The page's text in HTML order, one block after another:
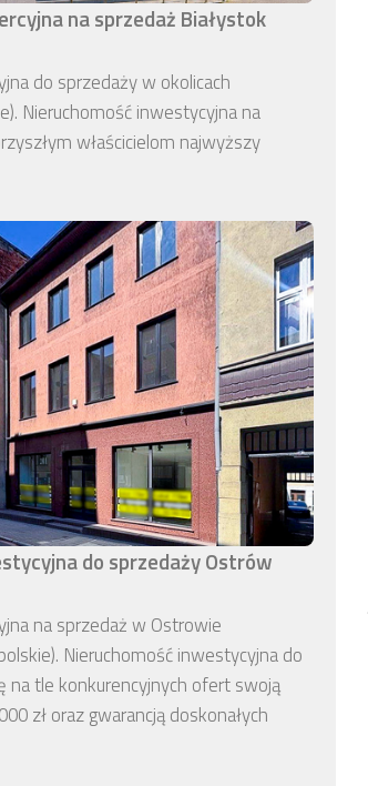
na sprzedaż Białystok
do sprzedaży w okolicach
Nieruchomość inwestycyjna na
właścicielom najwyższy
do sprzedaży Ostrów
na sprzedaż w Ostrowie
Nieruchomość inwestycyjna do
na tle konkurencyjnych ofert swoją
zł oraz gwarancją doskonałych